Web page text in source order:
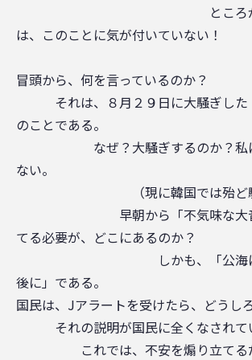
ところが日本
は、このことに気が付いていない！
冒頭から、何を言っているのか？
それは、８月２９日に大騒ぎした
のことである。
なぜ？大騒ぎするのか？私に
ない。
（現に韓国では殆ど騒い
早朝から「不気味な大音量
てる必要が、どこにあるのか？
しかも、「公海に着
後に」である。
国民は、Jアラートを受けたら、どうし
それの説明が国民に全くなされて
これでは、不安を煽り立てるだ